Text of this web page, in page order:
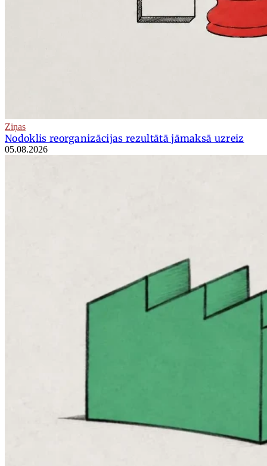
Ziņas
Nodoklis reorganizācijas rezultātā jāmaksā uzreiz
05.08.2026